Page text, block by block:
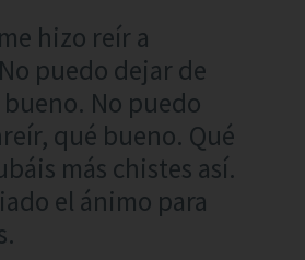
hizo reír a
puedo dejar de
No puedo
qué bueno. Qué
más chistes así.
el ánimo para